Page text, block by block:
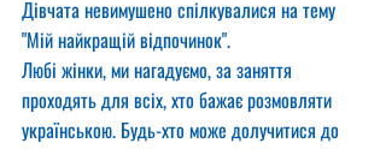
Дівчата невимушено спілкувалися на тему
"Мій найкращій відпочинок".
Любі жінки, ми нагадуємо, за заняття
проходять для всіх, хто бажає розмовляти
українською. Будь-хто може долучитися до